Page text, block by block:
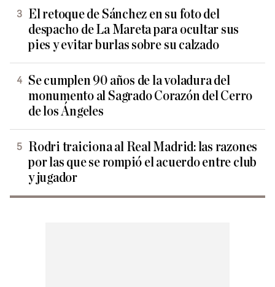
El retoque de Sánchez en su foto del
despacho de La Mareta para ocultar sus
pies y evitar burlas sobre su calzado
Se cumplen 90 años de la voladura del
monumento al Sagrado Corazón del Cerro
de los Ángeles
Rodri traiciona al Real Madrid: las razones
por las que se rompió el acuerdo entre club
y jugador